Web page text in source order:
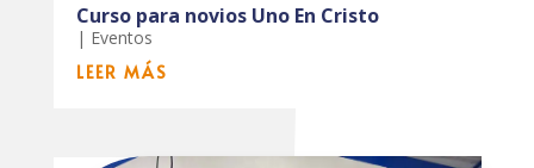
Curso para novios Uno En Cristo
| Eventos
LEER MÁS